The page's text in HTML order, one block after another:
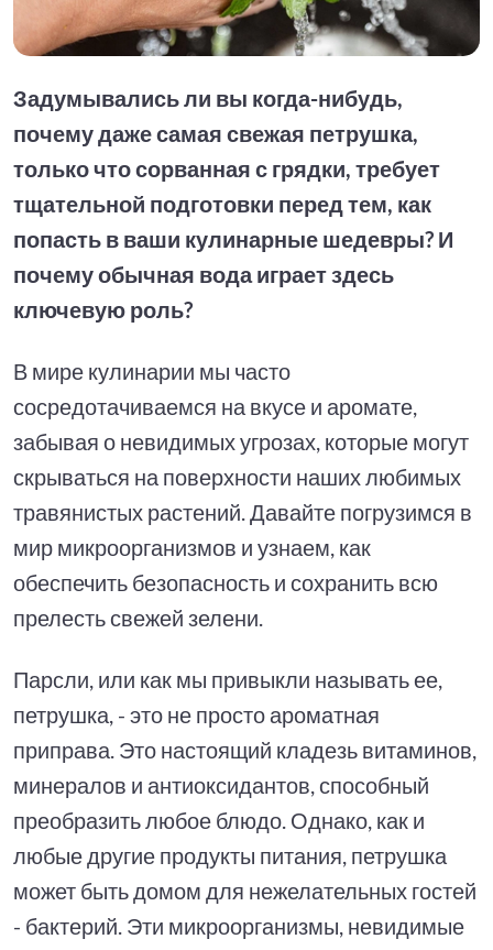
Задумывались ли вы когда-нибудь,
почему даже самая свежая петрушка,
только что сорванная с грядки, требует
тщательной подготовки перед тем, как
попасть в ваши кулинарные шедевры? И
почему обычная вода играет здесь
ключевую роль?
В мире кулинарии мы часто
сосредотачиваемся на вкусе и аромате,
забывая о невидимых угрозах, которые могут
скрываться на поверхности наших любимых
травянистых растений. Давайте погрузимся в
мир микроорганизмов и узнаем, как
обеспечить безопасность и сохранить всю
прелесть свежей зелени.
Парсли, или как мы привыкли называть ее,
петрушка, - это не просто ароматная
приправа. Это настоящий кладезь витаминов,
минералов и антиоксидантов, способный
преобразить любое блюдо. Однако, как и
любые другие продукты питания, петрушка
может быть домом для нежелательных гостей
- бактерий. Эти микроорганизмы, невидимые